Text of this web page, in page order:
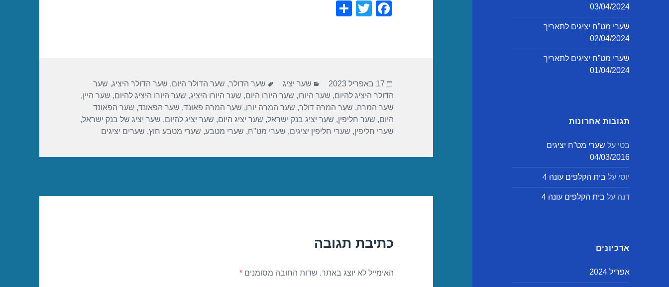
03/04/2024
שערי מט”ח יציגים לתאריך
02/04/2024
שערי מט”ח יציגים לתאריך
01/04/2024
תגובות אחרונות
בטי על שערי מט”ח יציגים
04/03/2016
יוסי על בית הקלפים עונה 4
דנה על בית הקלפים עונה 4
ארכיונים
אפריל 2024
F
o
o
k
T
פורסם
בתאריך
17 באפריל 2023 קטגוריות
שער יציג תגיות
שער הדולר, שער הדולר היום, שער הדולר היציג, שער
הדולר היציג להיום, שער היורו, שער היורו היום, שער היורו היציג, שער היורו היציג להיום, שער היין,
שער המרה, שער המרה דולר, שער המרה יורו, שער המרה פאונד, שער הפאונד, שער הפאונד
היום, שער חליפין, שער יציג בנק ישראל, שער יציג היום, שער יציג להיום, שער יציג של בנק ישראל,
שערי חליפין, שערי חליפין יציגים, שערי מט"ח, שערי מטבע, שערי מטבע חוץ, שערים יציגים
כתיבת תגובה
האימייל לא יוצג באתר. שדות החובה מסומנים*